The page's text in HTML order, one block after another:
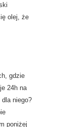
olej, że
gdzie
24h na
niego?
poniżej